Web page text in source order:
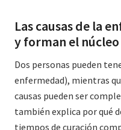
Las causas de la
y forman el
Dos personas pueden
enfermedad), mientras
causas pueden ser
también explica por qué
tiempos de curación